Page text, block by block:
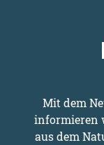
Mit dem
informieren
aus dem